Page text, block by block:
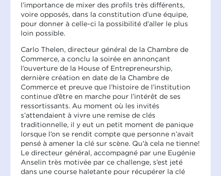
l’importance de mixer des profils très différents,
voire opposés, dans la constitution d’une équipe,
pour donner à celle-ci la possibilité d’aller le plus
loin possible.
Carlo Thelen, directeur général de la Chambre de
Commerce, a conclu la soirée en annonçant
l’ouverture de la House of Entrepreneurship,
dernière création en date de la Chambre de
Commerce et preuve que l’histoire de l’institution
continue d’être en marche pour l’intérêt de ses
ressortissants. Au moment où les invités
s’attendaient à vivre une remise de clés
traditionnelle, il y eut un petit moment de panique
lorsque l’on se rendit compte que personne n’avait
pensé à amener la clé sur scène. Qu'à cela ne tienne!
Le directeur général, accompagné par une Eugénie
Anselin très motivée par ce challenge, s’est jeté
dans une course haletante pour récupérer la clé